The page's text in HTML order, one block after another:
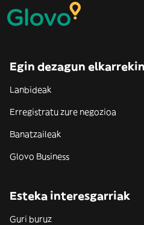
Egin dezagun elkarrekin
Lanbideak
Erregistratu zure negozioa
Banatzaileak
Glovo Business
Esteka interesgarriak
Guri buruz